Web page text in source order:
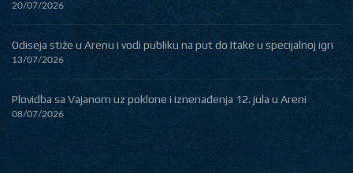
20/07/2026
Odiseja stiže u Arenu i vodi publiku na put do Itake u specijalnoj igri
13/07/2026
Plovidba sa Vajanom uz poklone i iznenađenja 12. jula u Areni
08/07/2026